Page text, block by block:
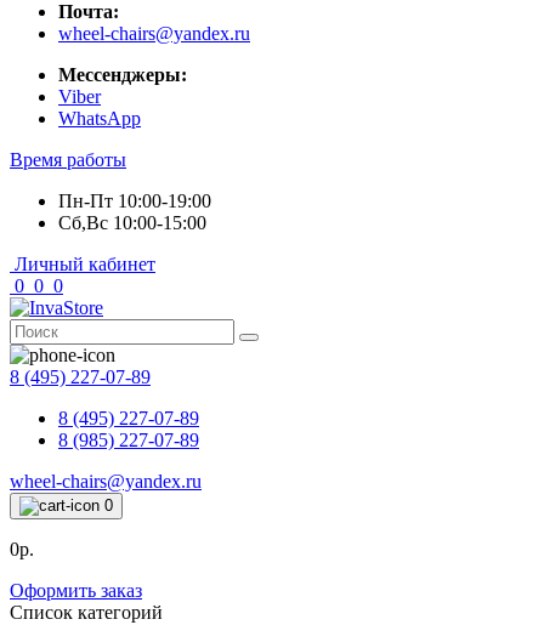
Почта:
wheel-chairs@yandex.ru
Мессенджеры:
Viber
WhatsApp
Время работы
Пн-Пт 10:00-19:00
Сб,Вс 10:00-15:00
Личный кабинет
0 0 0
8 (495) 227-07-89
8 (495) 227-07-89
8 (985) 227-07-89
wheel-chairs@yandex.ru
0
0р.
Оформить заказ
Список категорий